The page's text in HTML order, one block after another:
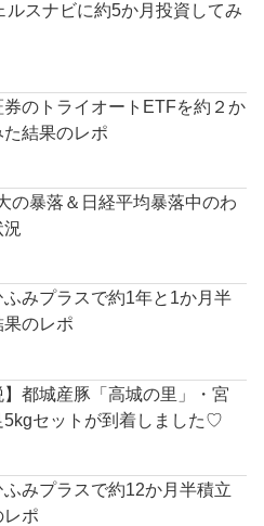
ルスナビに約5か月投資してみ
のトライオートETFを約２か
た結果のレポ
の暴落＆日経平均暴落中のわ
況
みプラスで約1年と1か月半
のレポ
】都城産豚「高城の里」・宮
セットが到着しました♡
みプラスで約12か月半積立
ポ